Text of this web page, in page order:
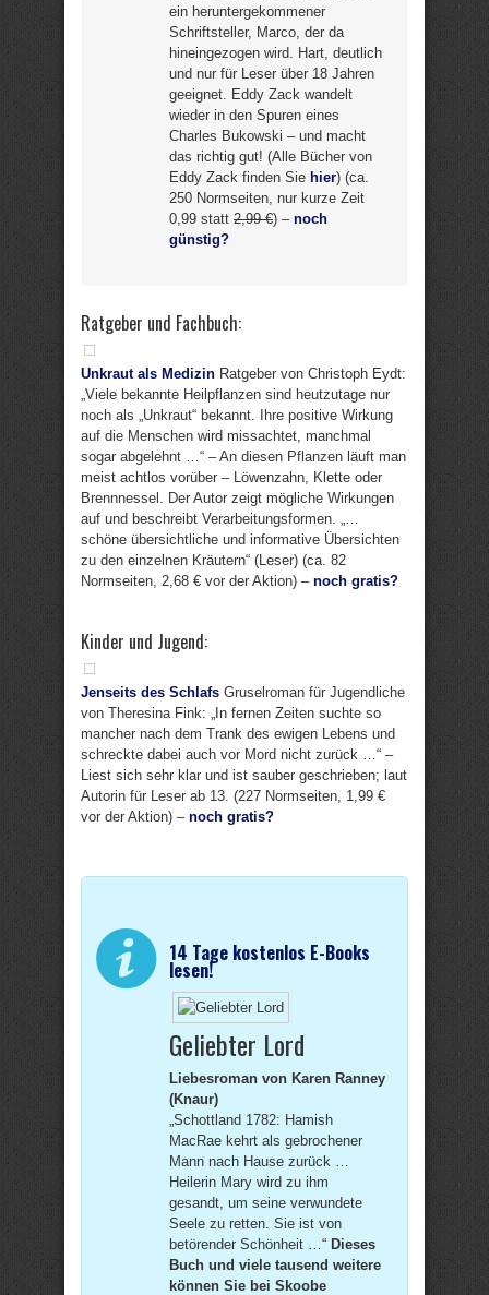
ein heruntergekommener
Schriftsteller, Marco, der da
hineingezogen wird. Hart, deutlich
und nur für Leser über 18 Jahren
geeignet. Eddy Zack wandelt
wieder in den Spuren eines
Charles Bukowski – und macht
das richtig gut! (Alle Bücher von
Eddy Zack finden Sie hier) (ca.
250 Normseiten, nur kurze Zeit
0,99 statt 2,99 €) – noch
günstig?
Ratgeber und Fachbuch:
Unkraut als Medizin Ratgeber von Christoph Eydt:
„Viele bekannte Heilpflanzen sind heutzutage nur
noch als „Unkraut“ bekannt. Ihre positive Wirkung
auf die Menschen wird missachtet, manchmal
sogar abgelehnt …“ – An diesen Pflanzen läuft man
meist achtlos vorüber – Löwenzahn, Klette oder
Brennnessel. Der Autor zeigt mögliche Wirkungen
auf und beschreibt Verarbeitungsformen. „…
schöne übersichtliche und informative Übersichten
zu den einzelnen Kräutern“ (Leser) (ca. 82
Normseiten, 2,68 € vor der Aktion) – noch gratis?
Kinder und Jugend:
Jenseits des Schlafs Gruselroman für Jugendliche
von Theresina Fink: „In fernen Zeiten suchte so
mancher nach dem Trank des ewigen Lebens und
schreckte dabei auch vor Mord nicht zurück …“ –
Liest sich sehr klar und ist sauber geschrieben; laut
Autorin für Leser ab 13. (227 Normseiten, 1,99 €
vor der Aktion) – noch gratis?
14 Tage kostenlos E-Books
lesen!
Geliebter Lord
Liebesroman von Karen Ranney
(Knaur)
„Schottland 1782: Hamish
MacRae kehrt als gebrochener
Mann nach Hause zurück …
Heilerin Mary wird zu ihm
gesandt, um seine verwundete
Seele zu retten. Sie ist von
betörender Schönheit …“ Dieses
Buch und viele tausend weitere
können Sie bei Skoobe